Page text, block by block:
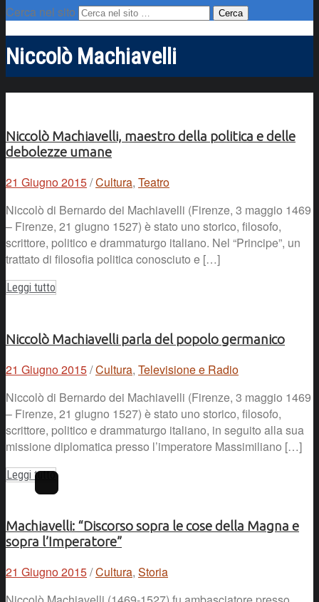
Cerca nel sito
Niccolò Machiavelli
Niccolò Machiavelli, maestro della politica e delle
debolezze umane
21 Giugno 2015/Cultura, Teatro
Niccolò di Bernardo dei Machiavelli (Firenze, 3 maggio 1469
– Firenze, 21 giugno 1527) è stato uno storico, filosofo,
scrittore, politico e drammaturgo italiano. Nel “Principe”, un
trattato di filosofia politica conosciuto e […]
Leggi tutto
Niccolò Machiavelli parla del popolo germanico
21 Giugno 2015/Cultura, Televisione e Radio
Niccolò di Bernardo dei Machiavelli (Firenze, 3 maggio 1469
– Firenze, 21 giugno 1527) è stato uno storico, filosofo,
scrittore, politico e drammaturgo italiano, in seguito alla sua
missione diplomatica presso l’imperatore Massimiliano […]
Leggi tutto
Machiavelli: “Discorso sopra le cose della Magna e
sopra l’Imperatore”
21 Giugno 2015/Cultura, Storia